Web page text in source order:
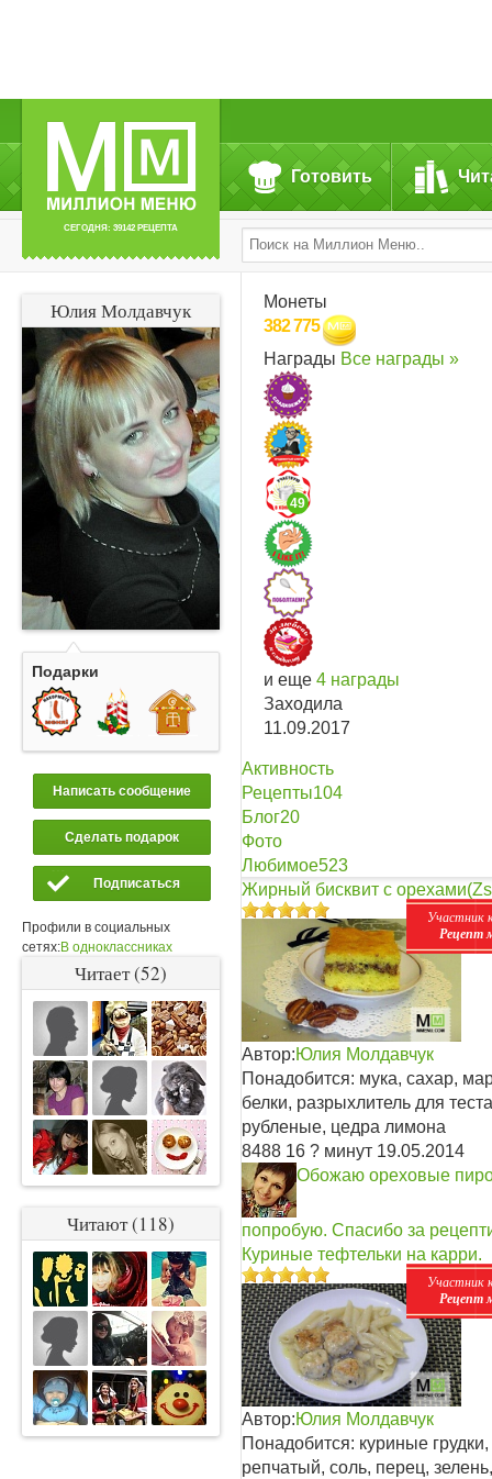
СЕГОДНЯ: 39142 РЕЦЕПТА
Готовить
Юлия Молдавчук
Подарки
Написать сообщение
Сделать подарок
Подписаться
Профили в социальных
сетях:В одноклассниках
Читает (52)
Читают (118)
Монеты
382 775
Награды Все награды »
49
и еще 4 награды
Заходила
11.09.2017
Активность
Рецепты104
Блог20
Фото
Любимое523
Участник
Рецепт
Жирный бисквит с
Автор:Юлия Молдавчук
Понадобится: мука, сахар,
белки, разрыхлитель для
рубленые, цедра лимона
8488 16 ? минут 19.05.2014
Обожаю ореховые
попробую. Спасибо за
Участник
Рецепт
Куриные тефтельки на карри.
Автор:Юлия Молдавчук
Понадобится: куриные
репчатый, соль, перец,